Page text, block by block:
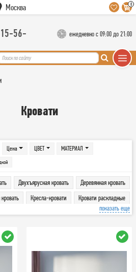
Москва 0
56-
ежедневно с 09:00 до 21:00
Кровати
Цена ЦВЕТ МАТЕРИАЛ
Двухъярусная кровать
Деревянная кровать
Кресла-кровати
Кровати раскладные
Кровать с матрасом
Односпальная кровать
показать еще